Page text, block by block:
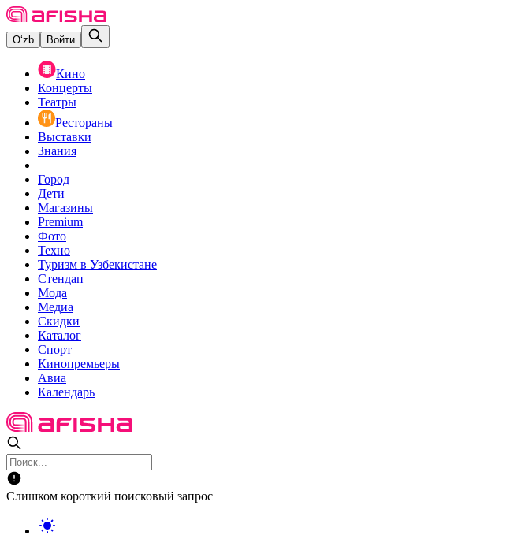
O‘zb Войти
Кино
Концерты
Театры
Рестораны
Выставки
Знания
Город
Дети
Магазины
Premium
Фото
Техно
Туризм в Узбекистане
Стендап
Мода
Медиа
Скидки
Каталог
Спорт
Кинопремьеры
Авиа
Календарь
Слишком короткий поисковый запрос